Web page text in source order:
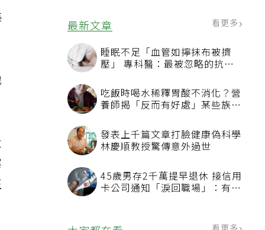
最新文章 看更多
睡眠不足「血管如擰抹布被擠
壓」 專科醫：最被忽略的抗老
吃飯時喝水稀釋胃酸不消化？營
養師揭「反而有好處」某些族群
發表上千篇文章打臉健康偽科學
林慶順教授驚傳意外過世
45歲男存2千萬提早退休 接信用
卡公司通知「淚回職場」：有錢